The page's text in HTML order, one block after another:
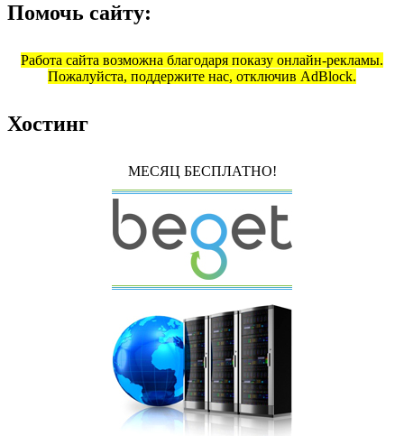
Помочь сайту:
Работа сайта возможна благодаря показу онлайн-рекламы.
Пожалуйста, поддержите нас, отключив AdBlock.
Хостинг
МЕСЯЦ БЕСПЛАТНО!